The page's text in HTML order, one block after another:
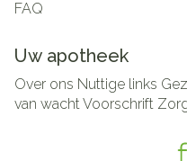
FAQ
Uw apotheek
Over ons Nuttige links
van wachtVoorschrift